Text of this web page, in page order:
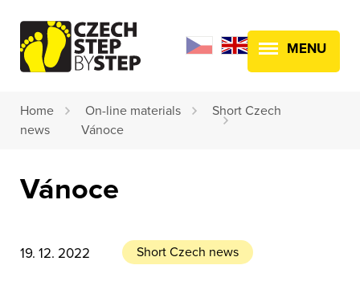
MENU
Home On-line materials
Short Czech
news
Vánoce
Vánoce
19. 12. 2022 Short Czech news